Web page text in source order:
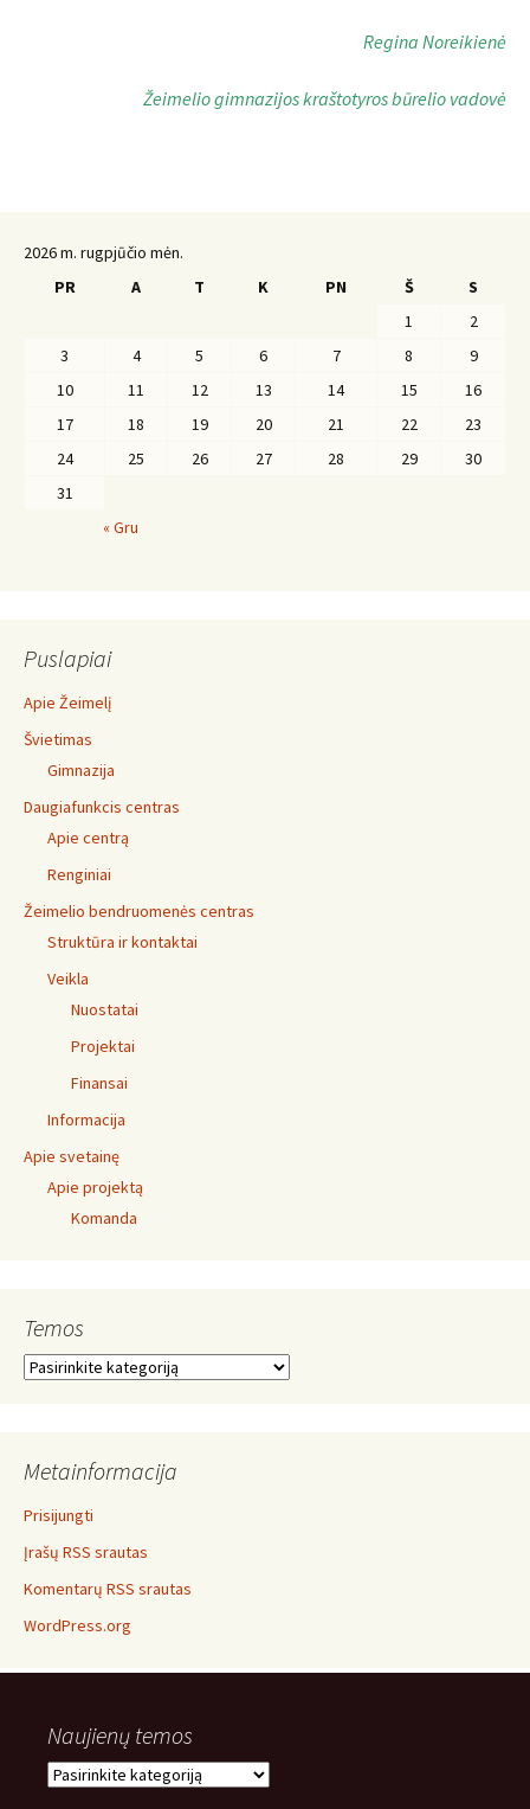
Regina Noreikienė
Žeimelio gimnazijos kraštotyros būrelio vadovė
2026 m. rugpjūčio mėn.
PR
A T K PN Š
S
1
2
3
4 5 6 7 8
9
10
11 12 13 14 15
16
17
18 19 20 21 22
23
24
25 26 27 28 29
30
31
« Gru
Puslapiai
Apie Žeimelį
Švietimas
Gimnazija
Daugiafunkcis centras
Apie centrą
Renginiai
Žeimelio bendruomenės centras
Struktūra ir kontaktai
Veikla
Nuostatai
Projektai
Finansai
Informacija
Apie svetainę
Apie projektą
Komanda
Temos
Temos
Metainformacija
Prisijungti
Įrašų RSS srautas
Komentarų RSS srautas
WordPress.org
Naujienų temos
Naujienų